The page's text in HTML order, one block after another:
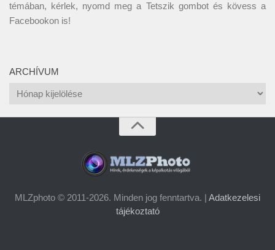
témában, kérlek, nyomd meg a Tetszik gombot és kövess a
Facebookon is!
ARCHÍVUM
Archívum
MLZphoto © 2011-2026. Minden jog fenntartva. | Adatkezelesi
tájékoztató